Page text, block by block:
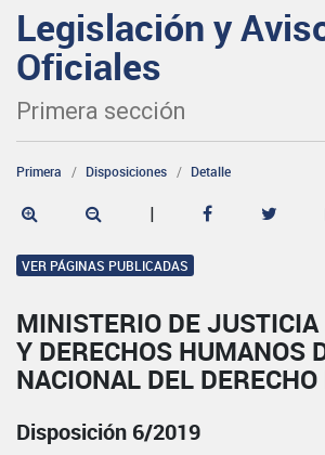
Legislación y
Oficiales
Primera sección
Primera Disposiciones Detalle
|
VER PÁGINAS PUBLICADAS
MINISTERIO DE JUSTICIA
Y DERECHOS HUMANOS
NACIONAL DEL
Disposición 6/2019